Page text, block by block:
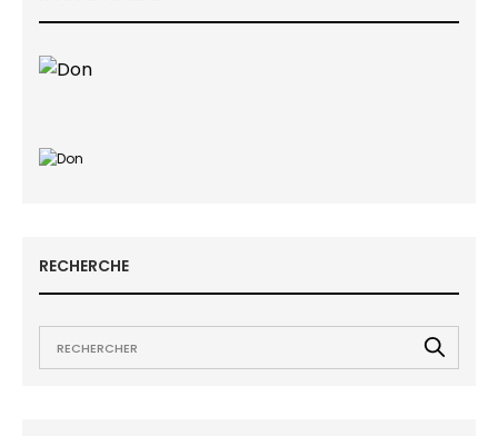
RECHERCHE